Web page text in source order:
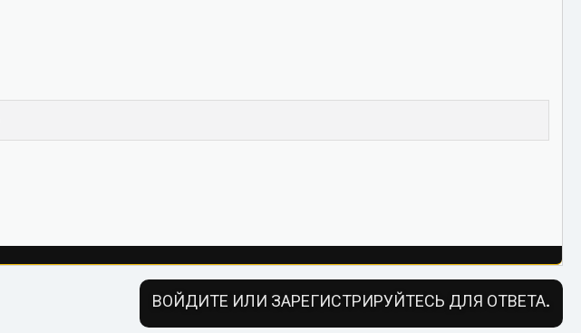
ВОЙДИТЕ ИЛИ ЗАРЕГИСТРИРУЙТЕСЬ ДЛЯ ОТВЕТА.